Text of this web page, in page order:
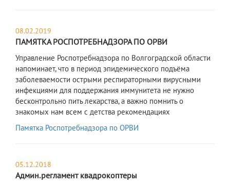
08.02.2019
ПАМЯТКА РОСПОТРЕБНАДЗОРА ПО ОРВИ
Управление Роспотребнадзора по Волгоградской области
напоминает, что в период эпидемического подъёма
заболеваемости острыми респираторными вирусными
инфекциями для поддержания иммунитета не нужно
бесконтрольно пить лекарства, а важно помнить о
знакомых нам всем с детства рекомендациях
Памятка Роспотребнадзора по ОРВИ
05.12.2018
Админ.регламент квадрокоптеры